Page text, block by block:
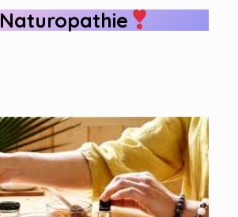
Naturopathie